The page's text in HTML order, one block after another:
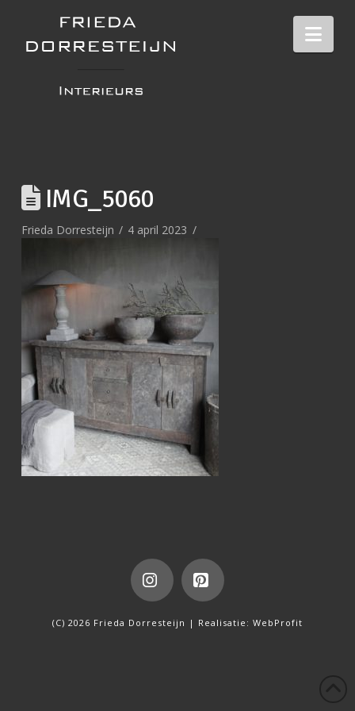
IMG_5060
Frieda Dorresteijn 4 april 2023
InstagramPinterest
(C) 2026 Frieda Dorresteijn | Realisatie: WebProfit